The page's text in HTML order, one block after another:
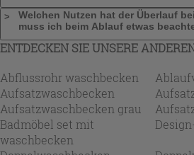
Welchen Nutzen hat der Überlauf
muss ich beim Ablauf etwas
ENTDECKEN SIE UNSERE
Abflussrohr waschbecken
Aufsatzwaschbecken
Aufsatzwaschbecken grau
Badmöbel set mit
waschbecken